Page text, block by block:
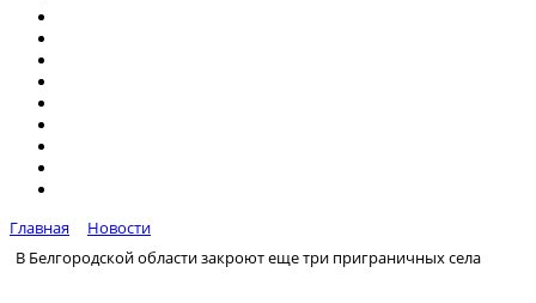
Главная
Новости
В Белгородской области закроют еще три приграничных села